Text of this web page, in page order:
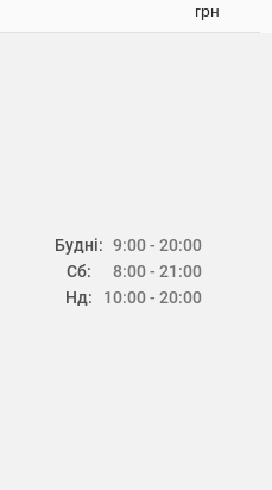
грн
Будні:
Сб:
Нд:
9:00 - 20:00
8:00 - 21:00
10:00 - 20:00